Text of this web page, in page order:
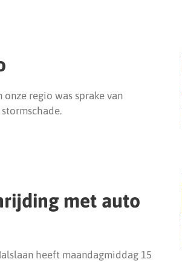
regio was sprake van
met auto
heeft maandagmiddag 15